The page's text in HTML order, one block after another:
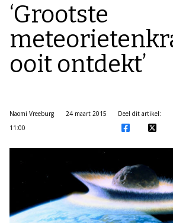
‘Grootste
ooit ontdekt’
Naomi Vreeburg
24 maart 2015
11:00
Deel dit artikel: